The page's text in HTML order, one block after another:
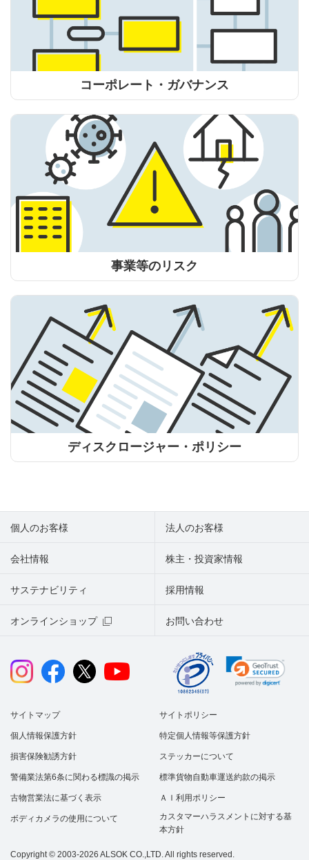
コーポレート・ガバナンス
事業等のリスク
ディスクロージャー・ポリシー
個人のお客様 法人のお客様
会社情報 株主・投資家情報
サステナビリティ
オンラインショップ お問い合わせ
採用情報
サイトマップ サイトポリシー
個人情報保護方針 特定個人情報等保護方針
損害保険勧誘方針 ステッカーについて
警備業法第6条に関わる標識の掲示 標準貨物自動車運送約款の掲示
古物営業法に基づく表示 ＡＩ利用ポリシー
ボディカメラの使用について
カスタマーハラスメントに対する基
本方針
Copyright © 2003-2026 ALSOK CO.,LTD. All rights reserved.